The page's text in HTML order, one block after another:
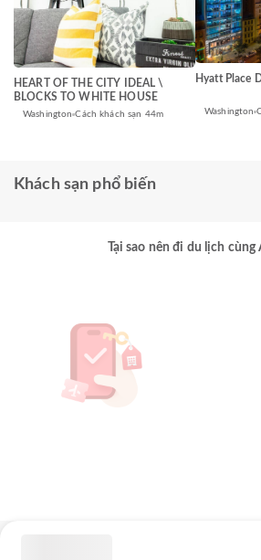
HEART OF THE CITY IDEAL \
BLOCKS TO WHITE HOUSE
Washington Cách khách sạn 44m
Hyatt Place
Washington
Khách sạn phổ biến
Tại sao nên đi du lịch cùng